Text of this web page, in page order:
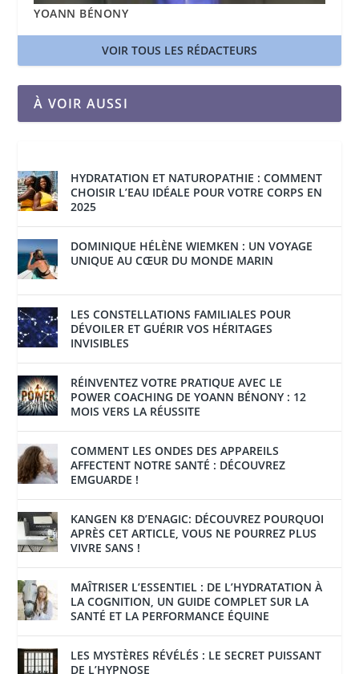
YOANN BÉNONY
VOIR TOUS LES RÉDACTEURS
À VOIR AUSSI
HYDRATATION ET NATUROPATHIE : COMMENT
CHOISIR L’EAU IDÉALE POUR VOTRE CORPS EN
2025
DOMINIQUE HÉLÈNE WIEMKEN : UN VOYAGE
UNIQUE AU CŒUR DU MONDE MARIN
LES CONSTELLATIONS FAMILIALES POUR
DÉVOILER ET GUÉRIR VOS HÉRITAGES
INVISIBLES
RÉINVENTEZ VOTRE PRATIQUE AVEC LE
POWER COACHING DE YOANN BÉNONY : 12
MOIS VERS LA RÉUSSITE
COMMENT LES ONDES DES APPAREILS
AFFECTENT NOTRE SANTÉ : DÉCOUVREZ
EMGUARDE !
KANGEN K8 D’ENAGIC: DÉCOUVREZ POURQUOI
APRÈS CET ARTICLE, VOUS NE POURREZ PLUS
VIVRE SANS !
MAÎTRISER L’ESSENTIEL : DE L’HYDRATATION À
LA COGNITION, UN GUIDE COMPLET SUR LA
SANTÉ ET LA PERFORMANCE ÉQUINE
LES MYSTÈRES RÉVÉLÉS : LE SECRET PUISSANT
DE L’HYPNOSE